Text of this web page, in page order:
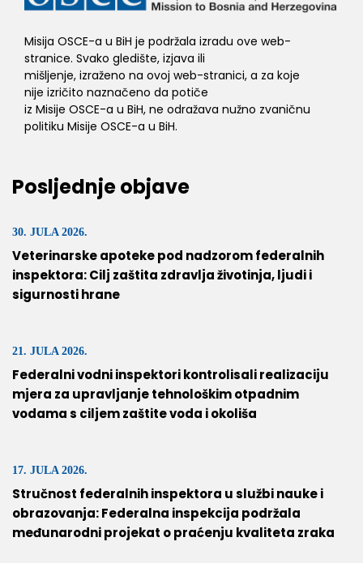
Misija OSCE-a u BiH je podržala izradu ove web-
stranice. Svako gledište, izjava ili
mišljenje, izraženo na ovoj web-stranici, a za koje
nije izričito naznačeno da potiče
iz Misije OSCE-a u BiH, ne odražava nužno zvaničnu
politiku Misije OSCE-a u BiH.
Posljednje objave
30. JULA 2026.
Veterinarske apoteke pod nadzorom federalnih
inspektora: Cilj zaštita zdravlja životinja, ljudi i
sigurnosti hrane
21. JULA 2026.
Federalni vodni inspektori kontrolisali realizaciju
mjera za upravljanje tehnološkim otpadnim
vodama s ciljem zaštite voda i okoliša
17. JULA 2026.
Stručnost federalnih inspektora u službi nauke i
obrazovanja: Federalna inspekcija podržala
međunarodni projekat o praćenju kvaliteta zraka